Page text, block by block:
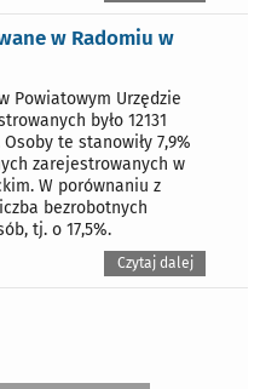
w Radomiu w
Powiatowym Urzędzie
było 12131
te stanowiły 7,9%
zarejestrowanych w
W porównaniu z
bezrobotnych
tj. o 17,5%.
Czytaj dalej